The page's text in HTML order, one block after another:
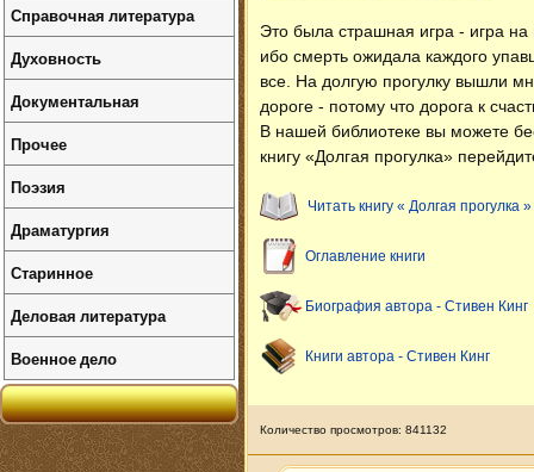
Это была страшная игра - игра
ибо смерть ожидала каждого
все. На долгую прогулку вышли
дороге - потому что дорога к
В нашей библиотеке вы можете
книгу «Долгая прогулка»
Читать книгу « Долгая прогулка »
Оглавление книги
Биография автора - Стивен Кинг
Книги автора - Стивен Кинг
Количество просмотров: 841132
Справочная литература
Духовность
Документальная
Прочее
Поэзия
Драматургия
Старинное
Деловая литература
Военное дело